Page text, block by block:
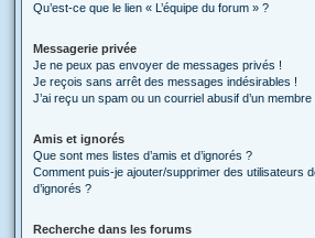
Qu’est-ce que le lien « L’équipe du forum » ?
Messagerie privée
Je ne peux pas envoyer de messages privés !
Je reçois sans arrêt des messages indésirables !
J’ai reçu un spam ou un courriel abusif d’un
Amis et ignorés
Que sont mes listes d’amis et d’ignorés ?
Comment puis-je ajouter/supprimer des utilisateurs
d’ignorés ?
Recherche dans les forums